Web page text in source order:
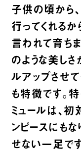
子供の頃から
行ってくれる
言われて育ち
のような美しさ
ルアップさせ
も特徴です。
ミュールは、
ンピースにも
せない一足です